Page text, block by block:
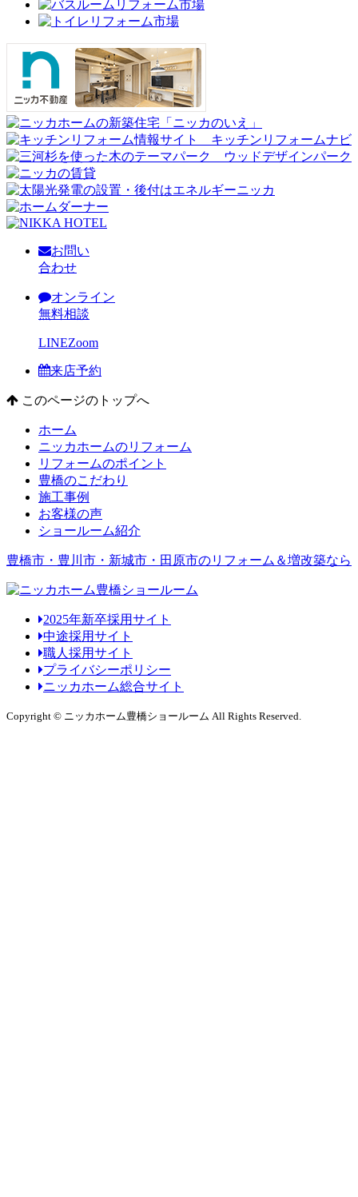
お問い
合わせ
オンライン
無料相談
LINEZoom
来店予約
このページのトップへ
ホーム
ニッカホームのリフォーム
リフォームのポイント
豊橋のこだわり
施工事例
お客様の声
ショールーム紹介
豊橋市・豊川市・新城市・田原市のリフォーム＆増改築なら
2025年新卒採用サイト
中途採用サイト
職人採用サイト
プライバシーポリシー
ニッカホーム総合サイト
Copyright © ニッカホーム豊橋ショールーム All Rights Reserved.